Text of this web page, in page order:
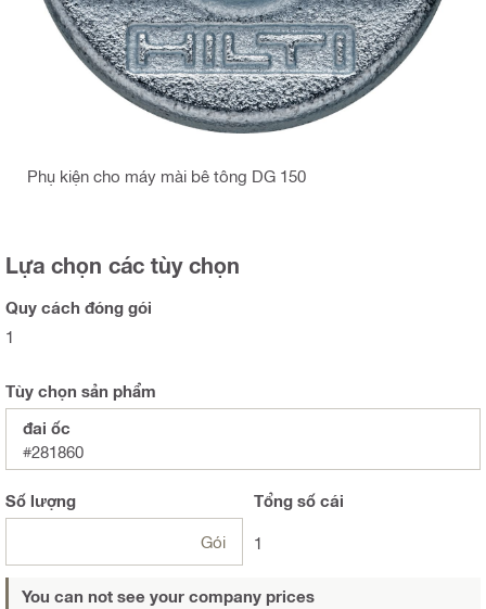
Phụ kiện cho máy mài bê tông DG 150
Lựa chọn các tùy chọn
Quy cách đóng gói
1
Tùy chọn sản phẩm
đai ốc
#281860
Số lượng
Gói
Tổng số cái
1
You can not see your company prices